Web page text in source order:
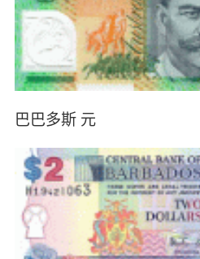
巴巴多斯 元